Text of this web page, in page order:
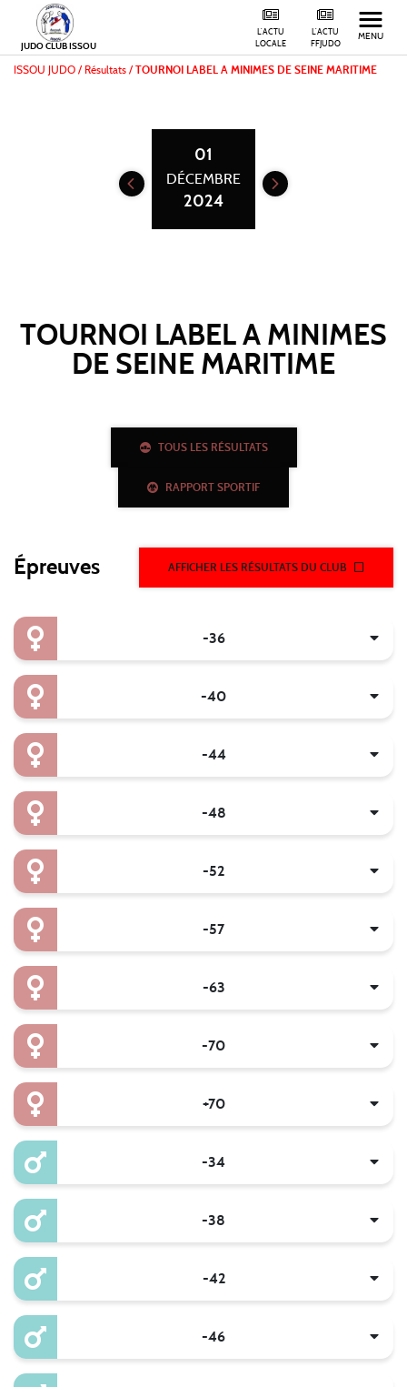
JUDO CLUB ISSOU
L'ACTU
FFJUDO
L'ACTU
LOCALE
MENU
ISSOU JUDO / Résultats / TOURNOI LABEL A MINIMES DE SEINE MARITIME
01
DÉCEMBRE
2024
TOURNOI LABEL A MINIMES
DE SEINE MARITIME
TOUS LES RÉSULTATS
RAPPORT SPORTIF
Épreuves AFFICHER LES RÉSULTATS DU CLUB
-36
-40
-44
-48
-52
-57
-63
-70
+70
-34
-38
-42
-46